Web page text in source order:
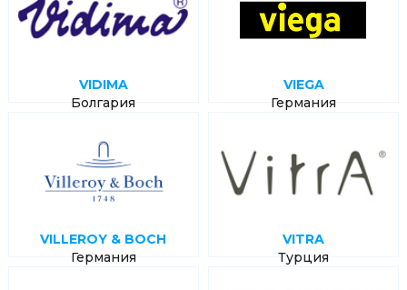
VIDIMA
Болгария
VIEGA
Германия
VILLEROY & BOCH
Германия
VITRA
Турция